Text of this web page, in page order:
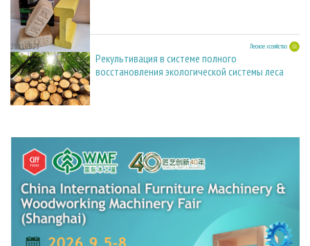
28.11.2025 Лесное хозяйство
Рекультивация в системе полного
восстановления экологической системы леса